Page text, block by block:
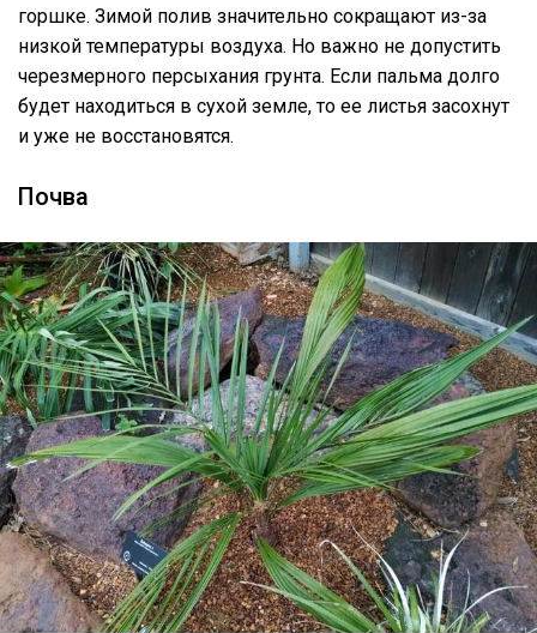
горшке. Зимой полив значительно сокращают из-за
низкой температуры воздуха. Но важно не допустить
черезмерного персыхания грунта. Если пальма долго
будет находиться в сухой земле, то ее листья засохнут
и уже не восстановятся.
Почва